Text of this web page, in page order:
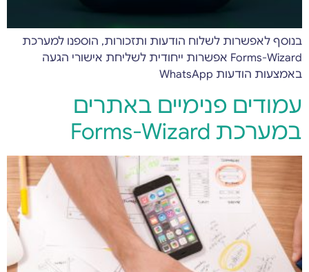
בנוסף לאפשרות לשלוח הודעות ותזכורות, הוספנו למערכת
Forms-Wizard אפשרות ייחודית לשליחת אישורי הגעה
באמצעות הודעות WhatsApp
עמודים פנימיים באתרים
במערכת Forms-Wizard